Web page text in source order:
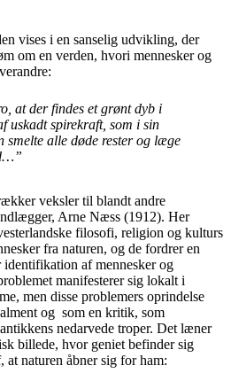
vises i en sanselig udvikling, der
om en verden, hvori mennesker og
at der findes et grønt dyb i
uskadt spirekraft, som i sin
smelte alle døde rester og læge
veksler til blandt andre
Arne Næss (1912). Her
filosofi, religion og kulturs
fra naturen, og de fordrer en
af mennesker og
manifesterer sig lokalt i
men disse problemers oprindelse
og som en kritik, som
nedarvede troper. Det læner
billede, hvor geniet befinder sig
at naturen åbner sig for ham: